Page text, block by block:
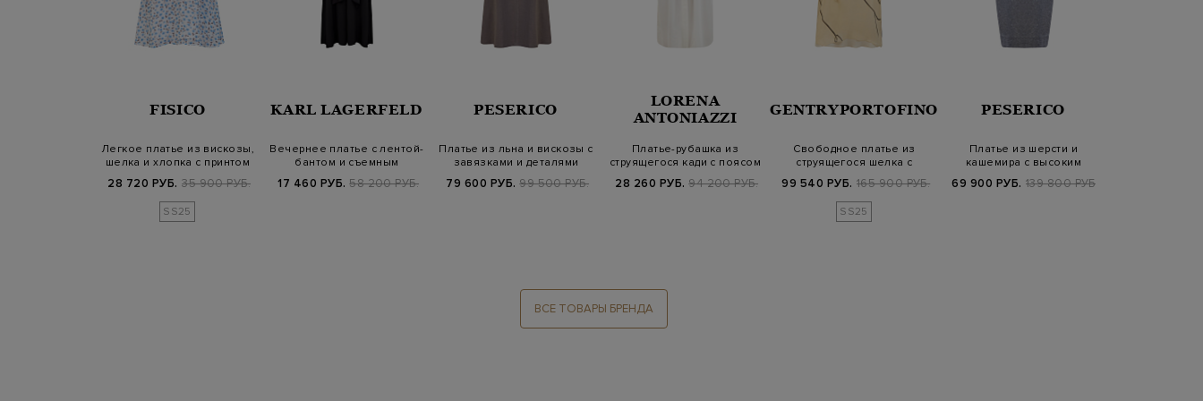
FISICO
Легкое платье из вискозы,
шелка и хлопка с принтом
28 720 РУБ. 35 900 РУБ.
SS25
KARL LAGERFELD
Вечернее платье с лентой-
бантом и съемным
17 460 РУБ. 58 200 РУБ.
PESERICO
Платье из льна и вискозы с
завязками и деталями
79 600 РУБ. 99 500 РУБ.
LORENA
ANTONIAZZI
Платье-рубашка из
струящегося кади с поясом
28 260 РУБ. 94 200 РУБ.
GENTRYPORTOFINO
Свободное платье из
струящегося шелка с
99 540 РУБ. 165 900 РУБ.
SS25
PESERICO
Платье из шерсти и
кашемира с высоким
69 900 РУБ. 139 800 РУБ.
ВСЕ ТОВАРЫ БРЕНДА